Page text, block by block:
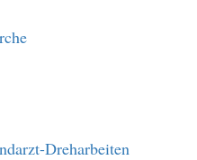
Dreharbeiten